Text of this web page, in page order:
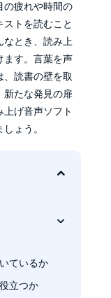
の疲れや時間の
トを読むこと
なとき、読み上
ます。言葉を声
読書の壁を取
新たな発見の扉
げ音声ソフト
ょう。
ているか
立つか